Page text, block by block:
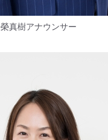
榮真樹アナウンサー